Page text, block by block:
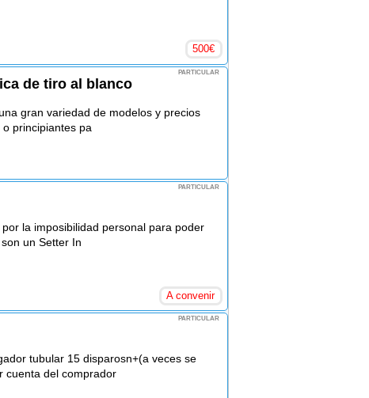
500€
PARTICULAR
de tiro al blanco
gran variedad de modelos y precios
principiantes pa
PARTICULAR
la imposibilidad personal para poder
un Setter In
A convenir
PARTICULAR
tubular 15 disparosn+(a veces se
cuenta del comprador